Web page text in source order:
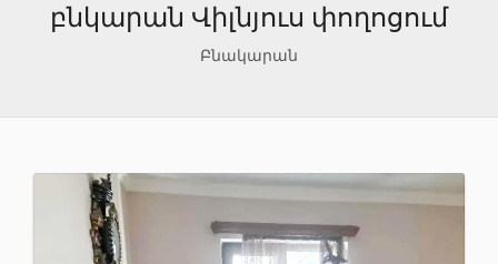
բնկարան Վիլնյուս փողոցում
Բնակարան